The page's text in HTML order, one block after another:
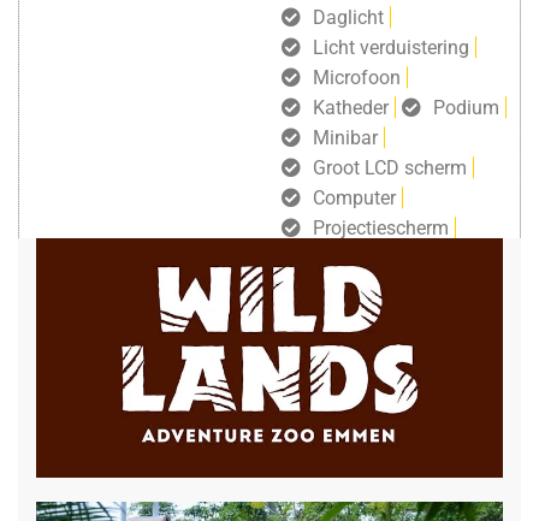
Daglicht
Licht verduistering
Microfoon
Katheder
Podium
Minibar
Groot LCD scherm
Computer
Projectiescherm
gratis draadloos internet